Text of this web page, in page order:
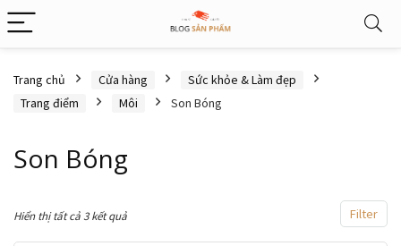
Trang chủ Cửa hàng
Sức khỏe & Làm đẹp
Trang điểm
Môi Son Bóng
Son Bóng
Filter
Hiển thị tất cả 3 kết quả